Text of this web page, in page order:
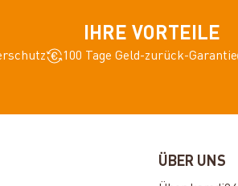
IHRE VORTEILE
100 Tage Geld-zurück-Garantie
ÜBER UNS